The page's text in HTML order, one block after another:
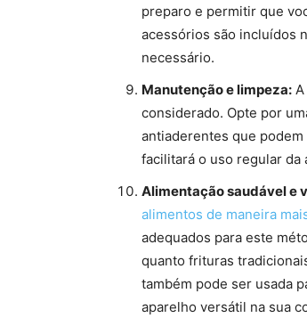
preparo e permitir que
acessórios são incluídos
necessário.
Manutenção e limpeza:
considerado. Opte por
antiaderentes que
facilitará o uso regular da
Alimentação saudável e
alimentos de maneira
adequados para este
quanto frituras
também pode ser usada
aparelho versátil na sua